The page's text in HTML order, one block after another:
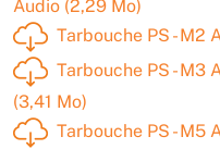
Audio (2,29 Mo)
Tarbouche PS - M2
Tarbouche PS - M3
(3,41 Mo)
Tarbouche PS - M5